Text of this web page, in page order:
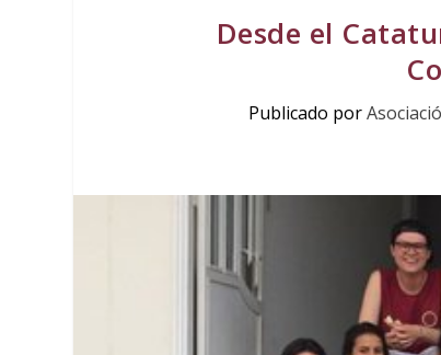
Desde el
Publicado por